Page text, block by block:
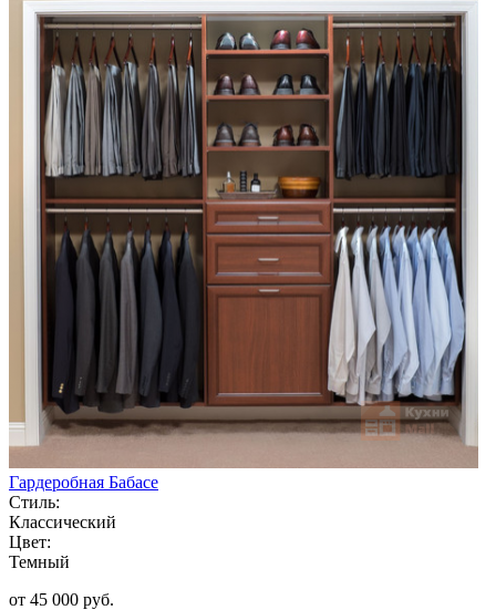
Гардеробная Бабасе
Стиль:
Классический
Цвет:
Темный
от 45 000 руб.